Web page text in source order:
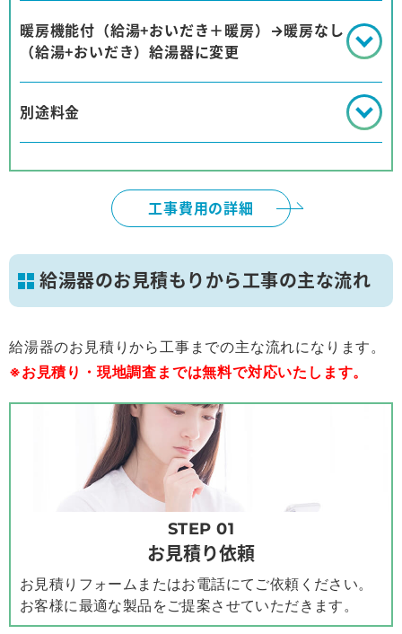
暖房機能付（給湯+おいだき＋暖房）→暖房なし
（給湯+おいだき）給湯器に変更
別途料金
工事費用の詳細
給湯器のお見積もりから工事の主な流れ
給湯器のお見積りから工事までの主な流れになります。
※お見積り・現地調査までは無料で対応いたします。
STEP 01
お見積り依頼
お見積りフォームまたはお電話にてご依頼ください。
お客様に最適な製品をご提案させていただきます。